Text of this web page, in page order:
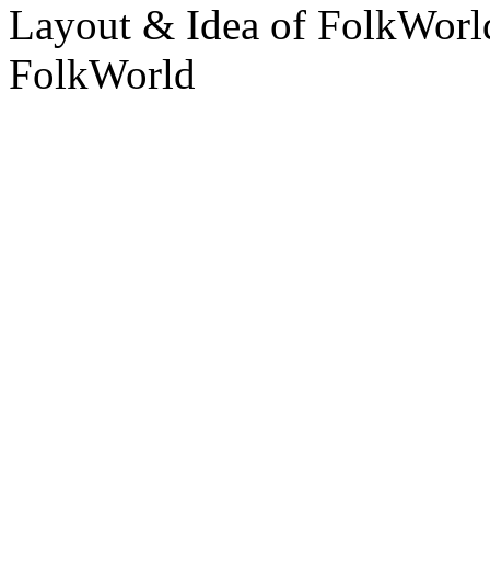
Layout & Idea of
FolkWorld